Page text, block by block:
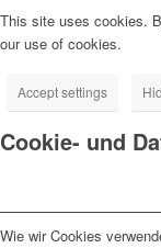
This site uses cookies.
our use of cookies.
Accept settings
Cookie- und
Wie wir Cookies